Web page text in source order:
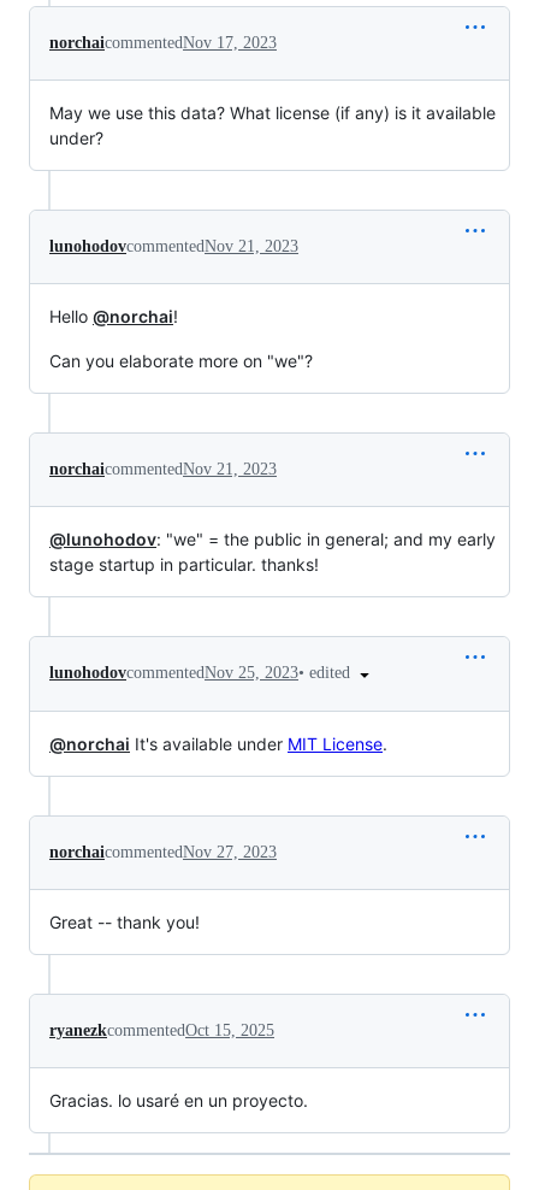
norchaicommentedNov 17, 2023
May we use this data? What license (if any) is it available
under?
lunohodovcommentedNov 21, 2023
Hello @norchai!
Can you elaborate more on "we"?
norchaicommentedNov 21, 2023
@lunohodov: "we" = the public in general; and my early
stage startup in particular. thanks!
lunohodovcommentedNov 25, 2023• edited
@norchai It's available under MIT License.
norchaicommentedNov 27, 2023
Great -- thank you!
ryanezkcommentedOct 15, 2025
Gracias. lo usaré en un proyecto.